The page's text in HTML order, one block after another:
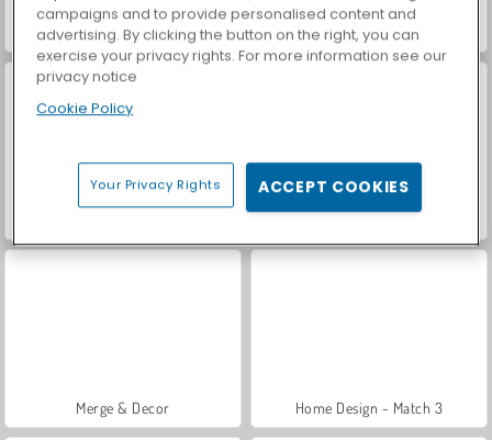
World War 2 Shooter Car Parking City Duel
Merge & Decor Home Design - Match 3
campaigns and to provide personalised content and
advertising. By clicking the button on the right, you can
exercise your privacy rights. For more information see our
privacy notice
Cookie Policy
Your Privacy Rights ACCEPT COOKIES